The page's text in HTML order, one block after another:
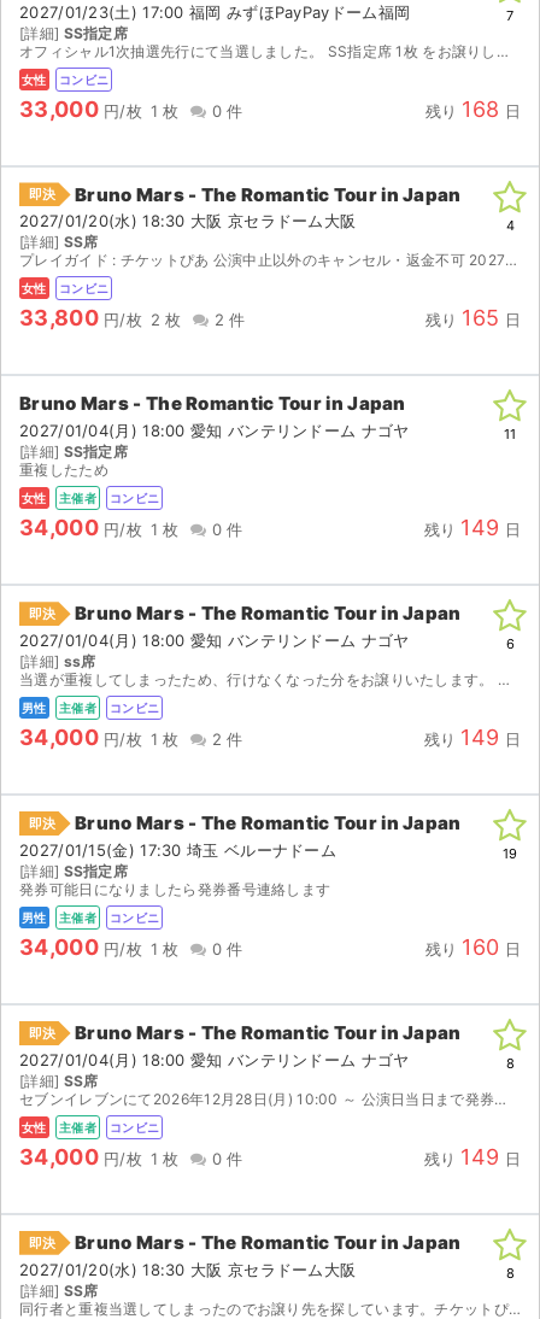
2027/01/23(土) 17:00 福岡 みずほPayPayドーム福岡
[詳細] SS指定席
オフィシャル1次抽選先行にて当選しました。 SS指定席 1枚 をお譲りします。 女性名義です。 2027/1/16(土) 10:00よりコンビニにて発券開始となります。 引換票番号が分かり次第...
女性 コンビニ
33,000 円/枚 1 枚 0 件 残り 168 日
7
即決 Bruno Mars - The Romantic Tour in Japan
2027/01/20(水) 18:30 大阪 京セラドーム大阪
[詳細] SS席
プレイガイド : チケットぴあ 公演中止以外のキャンセル・返金不可 2027/1/12(火)10:00以降に発券番号お伝えします( ᴗˬᴗ)
女性 コンビニ
33,800 円/枚 2 枚 2 件 残り 165 日
4
Bruno Mars - The Romantic Tour in Japan
2027/01/04(月) 18:00 愛知 バンテリンドーム ナゴヤ
[詳細] SS指定席
重複したため
女性 主催者 コンビニ
34,000 円/枚 1 枚 0 件 残り 149 日
11
即決 Bruno Mars - The Romantic Tour in Japan
2027/01/04(月) 18:00 愛知 バンテリンドーム ナゴヤ
[詳細] ss席
当選が重複してしまったため、行けなくなった分をお譲りいたします。 発券開始後、発券番号をお知らせいたしますので、ご自身で発券をお願いいたします。 （2026/12/28〜発券開始） 【注意...
男性 主催者 コンビニ
34,000 円/枚 1 枚 2 件 残り 149 日
6
即決 Bruno Mars - The Romantic Tour in Japan
2027/01/15(金) 17:30 埼玉 ベルーナドーム
[詳細] SS指定席
発券可能日になりましたら発券番号連絡します
男性 主催者 コンビニ
34,000 円/枚 1 枚 0 件 残り 160 日
19
即決 Bruno Mars - The Romantic Tour in Japan
2027/01/04(月) 18:00 愛知 バンテリンドーム ナゴヤ
[詳細] SS席
セブンイレブンにて2026年12月28日(月) 10:00 ～ 公演日当日まで発券お願いいたします。
女性 主催者 コンビニ
34,000 円/枚 1 枚 0 件 残り 149 日
8
即決 Bruno Mars - The Romantic Tour in Japan
2027/01/20(水) 18:30 大阪 京セラドーム大阪
[詳細] SS席
同行者と重複当選してしまったのでお譲り先を探しています。チケットぴあ先行にて当選。 2027/1/12(火) 10:00～以降に必要な番号が発行されます。 番号発行後、セブン-イレブンにて発券し...
8